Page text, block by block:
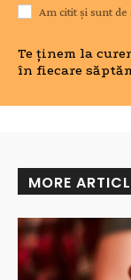
Am citit și sunt de
Te ținem la
în fiecare
MORE